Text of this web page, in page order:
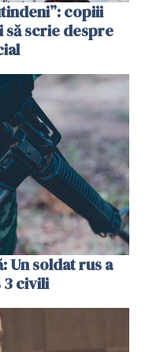
copiii
scrie despre
Un soldat rus a
3 civili